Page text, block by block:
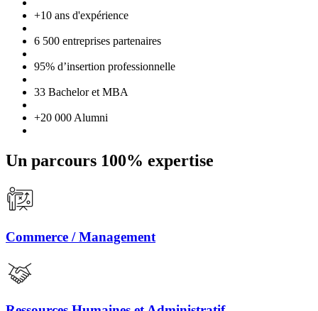
+10 ans d'expérience
6 500 entreprises partenaires
95% d’insertion professionnelle
33 Bachelor et MBA
+20 000 Alumni
Un parcours 100% expertise
Commerce / Management